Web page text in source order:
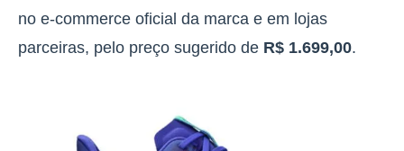
no e-commerce oficial da marca e em lojas
parceiras, pelo preço sugerido de R$ 1.699,00.